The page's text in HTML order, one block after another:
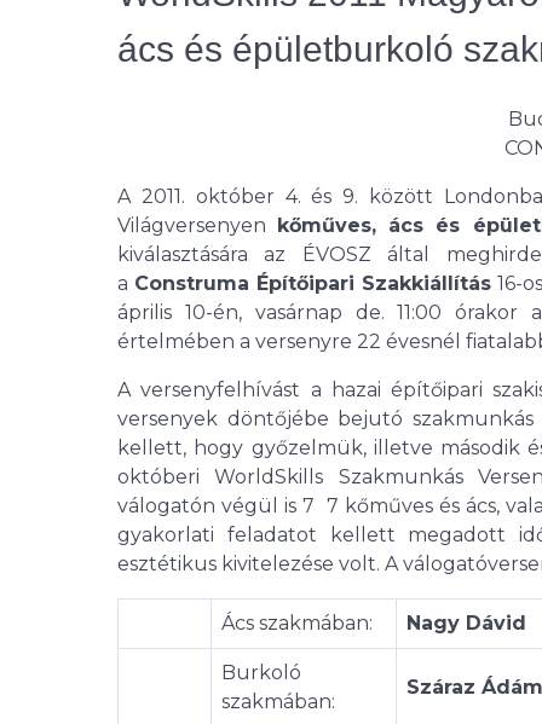
ács és épületburkoló
A 2011. október 4. és 9. között
Világversenyen kőműves, ács és
kiválasztására az ÉVOSZ által
a Construma Építőipari Szakkiállítás 16-
április 10-én, vasárnap de. 11:00
értelmében a versenyre 22 évesnél
A versenyfelhívást a hazai építőipari
versenyek döntőjébe bejutó
kellett, hogy győzelmük, illetve második
októberi WorldSkills Szakmunkás
válogatón végül is 7  7 kőműves és ács,
gyakorlati feladatot kellett megadott
esztétikus kivitelezése volt. A
Ács szakmában: Nagy Dávid
Burkoló
szakmában:
Száraz Ádám